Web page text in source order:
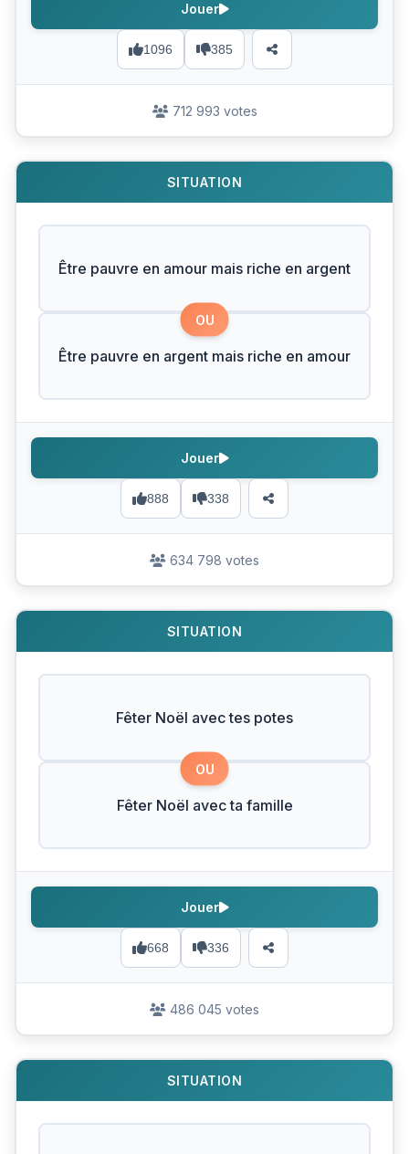
1096 385
Jouer
712 993 votes
SITUATION
Être pauvre en amour mais riche en argent
OU
Être pauvre en argent mais riche en amour
888 338
Jouer
634 798 votes
SITUATION
Fêter Noël avec tes potes
OU
Fêter Noël avec ta famille
668 336
Jouer
486 045 votes
SITUATION